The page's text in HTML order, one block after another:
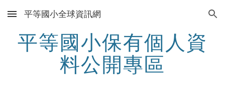
Skip to main content Skip to navigation
平等國小全球資訊網
平等國小保有個人資
料公開專區